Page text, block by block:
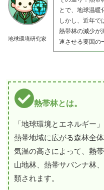
地球環境研究家
とで、地球温暖
しかし、近年で
熱帯林の減少が
速させる要因の
熱帯林とは。
「地球環境とエネルギー
熱帯地域に広がる森林全
気温の高さによって、熱
山地林、熱帯サバンナ林
類されます。